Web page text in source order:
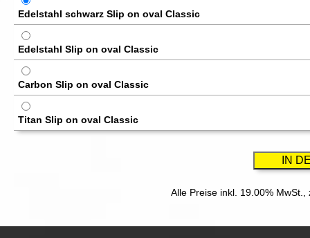
Edelstahl schwarz Slip on oval Classic
Edelstahl Slip on oval Classic
Carbon Slip on oval Classic
Titan Slip on oval Classic
Alle Preise inkl. 19.00% MwSt.,